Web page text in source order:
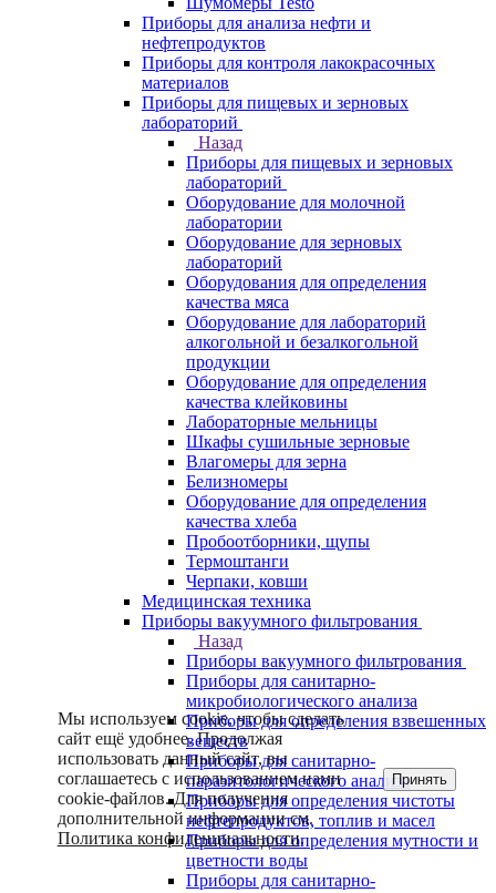
Приборы для анализа нефти и
нефтепродуктов
Приборы для контроля лакокрасочных
материалов
Приборы для пищевых и зерновых
лабораторий
Назад
Приборы для пищевых и зерновых
лабораторий
Оборудование для молочной
лаборатории
Оборудование для зерновых
лабораторий
Оборудования для определения
качества мяса
Оборудование для лабораторий
алкогольной и безалкогольной
продукции
Оборудование для определения
качества клейковины
Лабораторные мельницы
Шкафы сушильные зерновые
Влагомеры для зерна
Белизномеры
Оборудование для определения
качества хлеба
Пробоотборники, щупы
Термоштанги
Черпаки, ковши
Медицинская техника
Приборы вакуумного фильтрования
Назад
Приборы вакуумного фильтрования
Приборы для санитарно-
микробиологического анализа
Приборы для определения взвешенных
веществ
Приборы для санитарно-
паразитологического анализа
Приборы для определения чистоты
нефтепродуктов, топлив и масел
Приборы для определения мутности и
цветности воды
Приборы для санитарно-
Мы используем cookie, чтобы сделать
сайт ещё удобнее. Продолжая
использовать данный сайт, вы
соглашаетесь с использованием нами
cookie-файлов. Для получения
дополнительной информации см.
Политика конфиденциальности.
Принять